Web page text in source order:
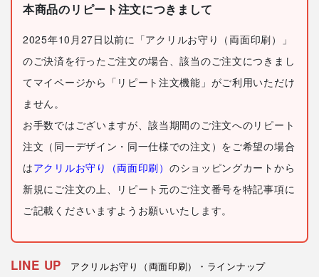
本商品のリピート注文につきまして
2025年10月27日以前に「アクリルお守り（両面印刷）」
のご決済を行ったご注文の場合、該当のご注文につきまし
てマイページから「リピート注文機能」がご利用いただけ
ません。
お手数ではございますが、該当期間のご注文へのリピート
注文（同一デザイン・同一仕様での注文）をご希望の場合
はアクリルお守り（両面印刷） のショッピングカートから
新規にご注文の上、リピート元のご注文番号を特記事項に
ご記載くださいますようお願いいたします。
LINE UP アクリルお守り（両面印刷）・ラインナップ